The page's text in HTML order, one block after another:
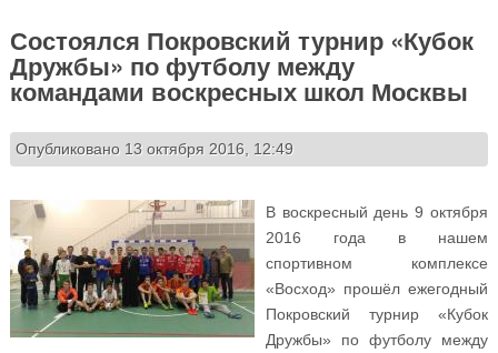
Состоялся Покровский турнир «Кубок
Дружбы» по футболу между
командами воскресных школ Москвы
Опубликовано 13 октября 2016, 12:49
В воскресный день 9 октября
2016 года в нашем
спортивном комплексе
«Восход» прошёл ежегодный
Покровский турнир «Кубок
Дружбы» по футболу между